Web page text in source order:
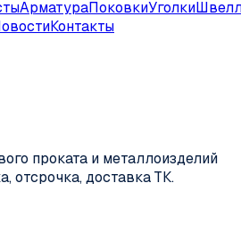
АрматураПоковкиУголки
Контакты
проката и металлоизделий
отсрочка, доставка ТК.